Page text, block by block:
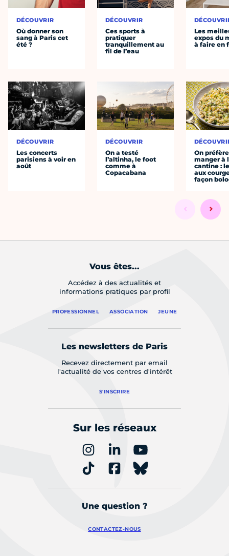
DÉCOUVRIR
Où donner son
sang à Paris cet
été ?
DÉCOUVRIR
Les concerts
parisiens à voir en
août
DÉCOUVRIR
Ces sports à
pratiquer
tranquillement au
fil de l’eau
DÉCOUVRIR
On a testé
l’altinha, le foot
comme à
Copacabana
Les
expos du
à faire en
On préfère
manger à
cantine :
aux
façon
Vous êtes...
Accédez à des actualités et
informations pratiques par profil
PROFESSIONNEL ASSOCIATION JEUNE
Les newsletters de Paris
Recevez directement par email
l'actualité de vos centres d'intérêt
S'INSCRIRE
Sur les réseaux
Une question ?
CONTACTEZ-NOUS